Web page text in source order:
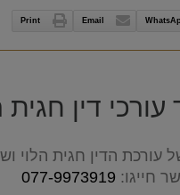
Email
Print
דין חגית
עורכת הדין חגית הלוי
חייגו: 077-9973919